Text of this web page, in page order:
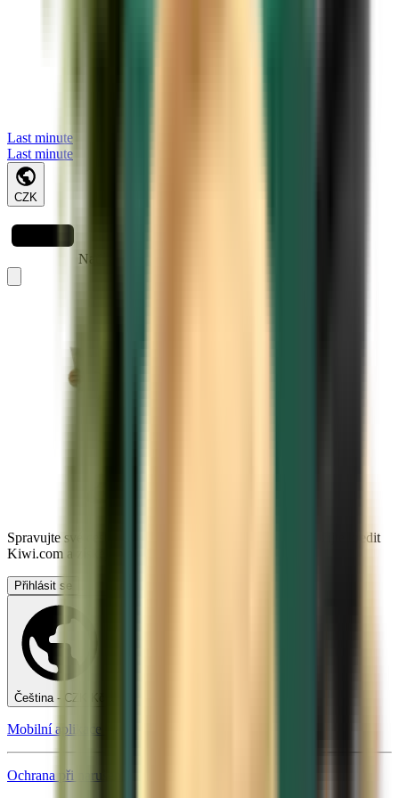
Last minute
Last minute
CZK
Načítá se
Spravujte své cesty, nastavte si upozornění na cenu, využijte kredit
Kiwi.com a získejte nápovědu na míru.
Přihlásit se
Čeština - CZK Kč
Mobilní aplikace Kiwi.com
Ochrana při narušení cesty